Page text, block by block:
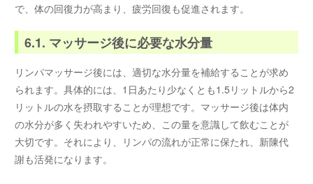
で、体の回復力が高まり、疲労回復も促進されます。
6.1. マッサージ後に必要な水分量
リンパマッサージ後には、適切な水分量を補給することが求め
られます。具体的には、1日あたり少なくとも1.5リットルから2
リットルの水を摂取することが理想です。マッサージ後は体内
の水分が多く失われやすいため、この量を意識して飲むことが
大切です。それにより、リンパの流れが正常に保たれ、新陳代
謝も活発になります。